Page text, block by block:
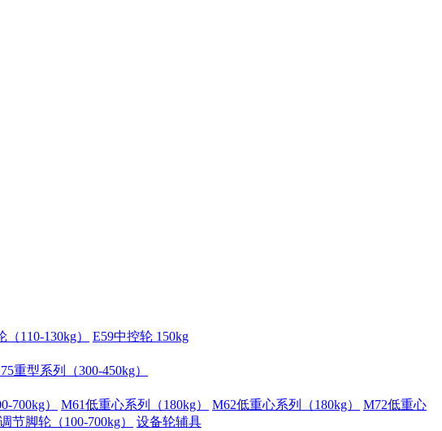
（110-130kg）
E59中控轮 150kg
重型系列（300-450kg）
700kg） M61低重心系列（180kg） M62低重心系列（180kg）
M72低重心
节脚轮（100-700kg）
设备轮辅具